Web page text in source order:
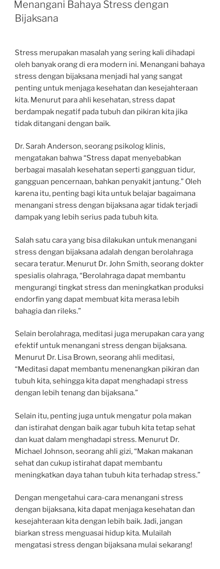
Menangani Bahaya Stress dengan
Bijaksana
Stress merupakan masalah yang sering kali dihadapi
oleh banyak orang di era modern ini. Menangani bahaya
stress dengan bijaksana menjadi hal yang sangat
penting untuk menjaga kesehatan dan kesejahteraan
kita. Menurut para ahli kesehatan, stress dapat
berdampak negatif pada tubuh dan pikiran kita jika
tidak ditangani dengan baik.
Dr. Sarah Anderson, seorang psikolog klinis,
mengatakan bahwa “Stress dapat menyebabkan
berbagai masalah kesehatan seperti gangguan tidur,
gangguan pencernaan, bahkan penyakit jantung.” Oleh
karena itu, penting bagi kita untuk belajar bagaimana
menangani stress dengan bijaksana agar tidak terjadi
dampak yang lebih serius pada tubuh kita.
Salah satu cara yang bisa dilakukan untuk menangani
stress dengan bijaksana adalah dengan berolahraga
secara teratur. Menurut Dr. John Smith, seorang dokter
spesialis olahraga, “Berolahraga dapat membantu
mengurangi tingkat stress dan meningkatkan produksi
endorfin yang dapat membuat kita merasa lebih
bahagia dan rileks.”
Selain berolahraga, meditasi juga merupakan cara yang
efektif untuk menangani stress dengan bijaksana.
Menurut Dr. Lisa Brown, seorang ahli meditasi,
“Meditasi dapat membantu menenangkan pikiran dan
tubuh kita, sehingga kita dapat menghadapi stress
dengan lebih tenang dan bijaksana.”
Selain itu, penting juga untuk mengatur pola makan
dan istirahat dengan baik agar tubuh kita tetap sehat
dan kuat dalam menghadapi stress. Menurut Dr.
Michael Johnson, seorang ahli gizi, “Makan makanan
sehat dan cukup istirahat dapat membantu
meningkatkan daya tahan tubuh kita terhadap stress.”
Dengan mengetahui cara-cara menangani stress
dengan bijaksana, kita dapat menjaga kesehatan dan
kesejahteraan kita dengan lebih baik. Jadi, jangan
biarkan stress menguasai hidup kita. Mulailah
mengatasi stress dengan bijaksana mulai sekarang!